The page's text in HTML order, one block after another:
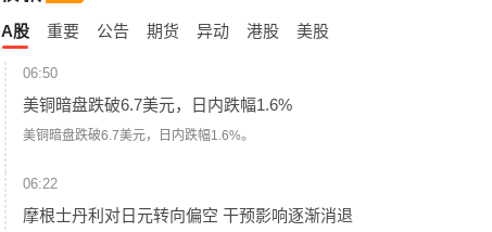
A股 重要 公告 期货 异动 港股 美股
06:50
美铜暗盘跌破6.7美元，日内跌幅1.6%
美铜暗盘跌破6.7美元，日内跌幅1.6%。
06:22
摩根士丹利对日元转向偏空 干预影响逐渐消退